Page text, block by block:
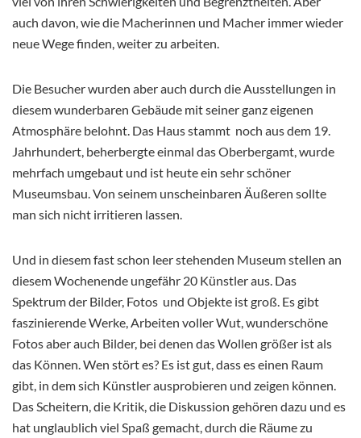
auch davon, wie die Macherinnen und Macher immer wieder
neue Wege finden, weiter zu arbeiten.
Die Besucher wurden aber auch durch die Ausstellungen in
diesem wunderbaren Gebäude mit seiner ganz eigenen
Atmosphäre belohnt. Das Haus stammt noch aus dem 19.
Jahrhundert, beherbergte einmal das Oberbergamt, wurde
mehrfach umgebaut und ist heute ein sehr schöner
Museumsbau. Von seinem unscheinbaren Äußeren sollte
man sich nicht irritieren lassen.
Und in diesem fast schon leer stehenden Museum stellen an
diesem Wochenende ungefähr 20 Künstler aus. Das
Spektrum der Bilder, Fotos und Objekte ist groß. Es gibt
faszinierende Werke, Arbeiten voller Wut, wunderschöne
Fotos aber auch Bilder, bei denen das Wollen größer ist als
das Können. Wen stört es? Es ist gut, dass es einen Raum
gibt, in dem sich Künstler ausprobieren und zeigen können.
Das Scheitern, die Kritik, die Diskussion gehören dazu und es
hat unglaublich viel Spaß gemacht, durch die Räume zu